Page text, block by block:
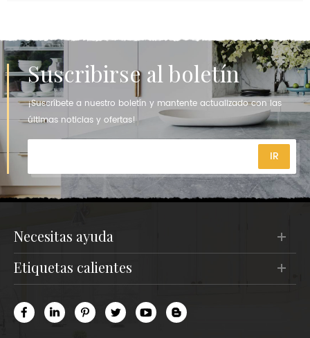
Suscribirse al boletín
¡Suscríbete a nuestro boletín y mantente actualizado con las
últimas noticias y ofertas!
necesitas ayuda
etiquetas calientes